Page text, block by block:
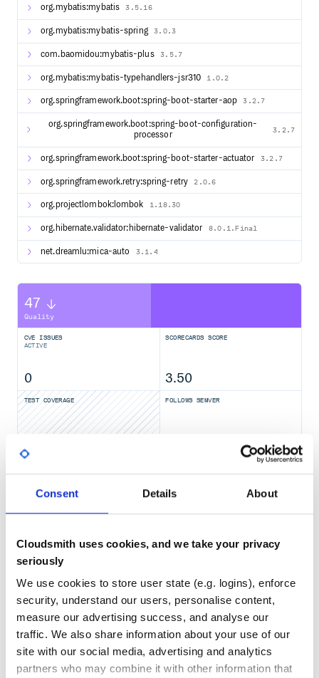
Consent Details About
Cloudsmith uses cookies, and we take your privacy
seriously
We use cookies to store user state (e.g. logins), enforce
security, understand our users, personalise content,
measure our advertising success, and analyse our
traffic. We also share information about your use of our
site with our social media, advertising and analytics
partners who may combine it with other information that
核心技术栈
技术栈 版本 Java 17+ NodeJS 18+ Spring 6.1.15 Spring
Boot 3.2.12 Spring Cloud 2023.0.3 Spring Cloud Alibaba
2023.0.1.2 Nacos Alibaba 2.3.2 Mybatis Plus 3.5.8
工程结构
├── blade-core-boot -- 业务包综合模块
├── blade-core-cloud -- cloud封装模块
├── blade-core-develop -- 代码生成封装模块
├── blade-core-launch -- 基础启动模块
├── blade-core-loadbalancer -- 灰度服务封装模块
├── blade-core-log -- 日志封装模块
├── blade-core-mybatis -- mybatis拓展封装模块
├── blade-core-oss -- 对象存储封装模块
├── blade-core-social -- 第三方登录封装模块
├── blade-core-swagger -- swagger拓展封装模块
├── blade-core-test -- 单元测试封装模块
├── blade-core-tool -- 单元测试封装模块
简介 内容 官网地址 https://bladex.cn 问答社区
https://sns.bladex.cn 会员计划 SpringBlade会员计划 交流
一群 477853168 (满) 交流二群
946350912 (满) 交流七群
https://saber3.bladex.cn BladeX可视化数据大屏
https://data.bladex.cn BladeX物联网开发平台
https://iot.bladex.cn
前端项目
简介 地址 前端框架Sword(基于React)
https://gitee.com/smallc/Sword 前端框架Saber(基于
Vue2) https://gitee.com/smallc/Saber 前端框架Saber3(基
于Vue3) https://gitee.com/smallc/Saber3
org.mybatis:mybatis 3.5.16
org.mybatis:mybatis-spring 3.0.3
com.baomidou:mybatis-plus 3.5.7
org.mybatis:mybatis-typehandlers-jsr310 1.0.2
org.springframework.boot:spring-boot-starter-aop 3.2.7
org.springframework.boot:spring-boot-configuration-
processor
3.2.7
org.springframework.boot:spring-boot-starter-actuator 3.2.7
org.springframework.retry:spring-retry 2.0.6
org.projectlombok:lombok 1.18.30
org.hibernate.validator:hibernate-validator 8.0.1.Final
net.dreamlu:mica-auto 3.1.4
47
Quality
CVE ISSUES
ACTIVE
0
SCORECARDS SCORE
3.50
TEST COVERAGE FOLLOWS SEMVER
8
THREAT MODELLING
No
REPO AUDITS
No
75
Maintenance